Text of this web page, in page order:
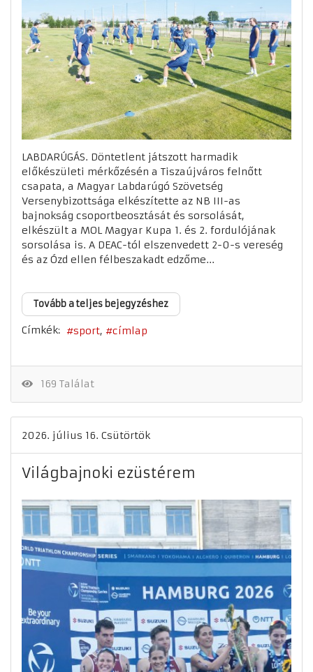
LABDARÚGÁS. Döntetlent játszott harmadik
előkészületi mérkőzésén a Tiszaújváros felnőtt
csapata, a Magyar Labdarúgó Szövetség
Versenybizottsága elkészítette az NB III-as
bajnokság csoportbeosztását és sorsolását,
elkészült a MOL Magyar Kupa 1. és 2. fordulójának
sorsolása is. A DEAC-tól elszenvedett 2-0-s vereség
és az Ózd ellen félbeszakadt edzőme...
Tovább a teljes bejegyzéshez
Címkék: sport címlap
169 Találat
2026. július 16. Csütörtök
Világbajnoki ezüstérem